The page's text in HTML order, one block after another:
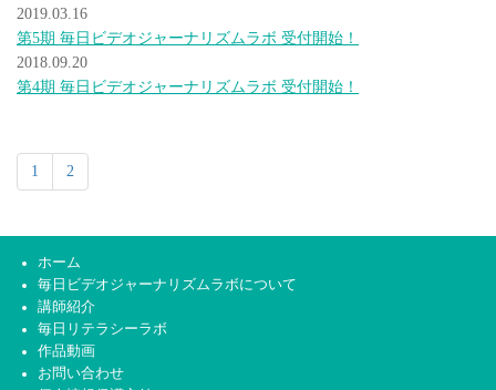
2019.03.16
第5期 毎日ビデオジャーナリズムラボ 受付開始！
2018.09.20
第4期 毎日ビデオジャーナリズムラボ 受付開始！
1 2
ホーム
毎日ビデオジャーナリズムラボについて
講師紹介
毎日リテラシーラボ
作品動画
お問い合わせ